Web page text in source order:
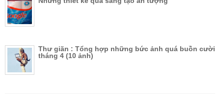
Thư giãn : Tổng hợp những bức ảnh quá buồn cười
tháng 4 (10 ảnh)